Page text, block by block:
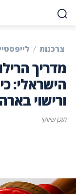
צרכנות
מדריך
הישראלי:
ורישוי
תוכן שיווקי